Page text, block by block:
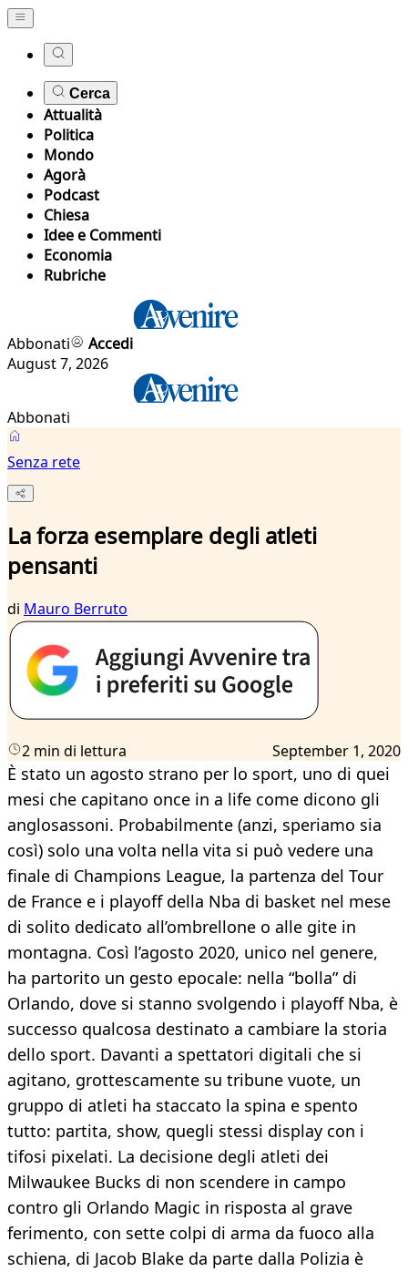
Cerca
Attualità
Politica
Mondo
Agorà
Podcast
Chiesa
Idee e Commenti
Economia
Rubriche
Abbonati
Accedi
August 7, 2026
Abbonati
Senza rete
La forza esemplare degli atleti
pensanti
di Mauro Berruto
2 min di lettura September 1, 2020
È stato un agosto strano per lo sport, uno di quei
mesi che capitano once in a life come dicono gli
anglosassoni. Probabilmente (anzi, speriamo sia
così) solo una volta nella vita si può vedere una
finale di Champions League, la partenza del Tour
de France e i playoff della Nba di basket nel mese
di solito dedicato all’ombrellone o alle gite in
montagna. Così l’agosto 2020, unico nel genere,
ha partorito un gesto epocale: nella “bolla” di
Orlando, dove si stanno svolgendo i playoff Nba, è
successo qualcosa destinato a cambiare la storia
dello sport. Davanti a spettatori digitali che si
agitano, grottescamente su tribune vuote, un
gruppo di atleti ha staccato la spina e spento
tutto: partita, show, quegli stessi display con i
tifosi pixelati. La decisione degli atleti dei
Milwaukee Bucks di non scendere in campo
contro gli Orlando Magic in risposta al grave
ferimento, con sette colpi di arma da fuoco alla
schiena, di Jacob Blake da parte dalla Polizia è